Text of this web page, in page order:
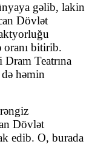
gəlib, lakin
Dövlət
bitirib.
Teatrına
həmin
Dövlət
edib. O, burada